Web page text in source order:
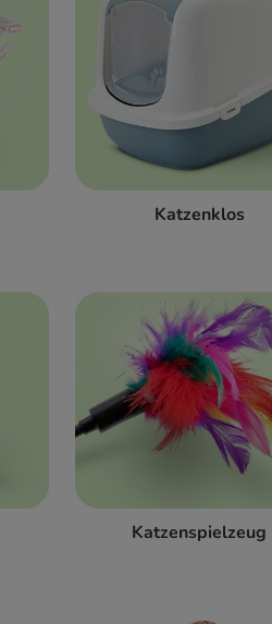
Katzenklos
Katzenspielzeug